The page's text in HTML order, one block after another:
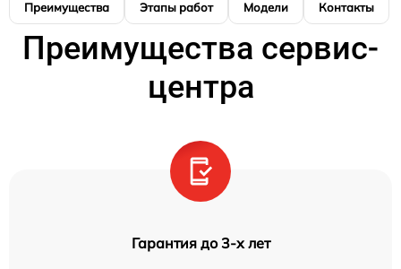
Преимущества Этапы работ Модели Контакты
Преимущества сервис-
центра
Гарантия до 3-х лет